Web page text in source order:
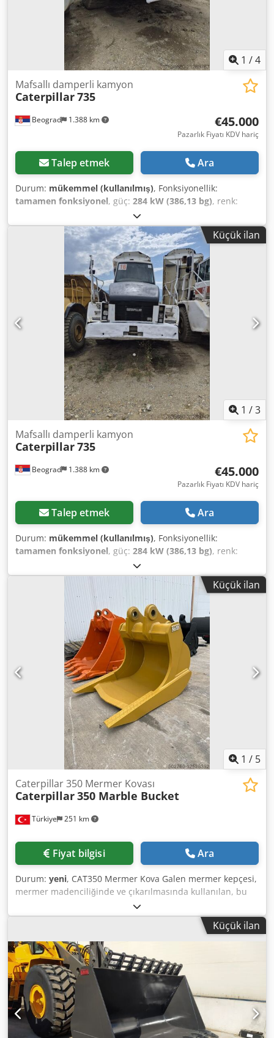
1 /4
Beograd 1.388 km
Mafsallı damperli kamyon
Caterpillar735
€45.000
Pazarlık Fiyatı KDV hariç
Talep etmek Ara
Durum: mükemmel (kullanılmış), Fonksiyonellik:
tamamen fonksiyonel, güç: 284 kW (386,13 bg), renk:
40.000 kg
makine/araç numarası:CAT00735VB1N00936, Dampır
mükemmel durumda. Dwsdoylw Riepfx Ag Rsa
Küçük ilan
1 /3
Beograd 1.388 km
Mafsallı damperli kamyon
Caterpillar735
€45.000
Pazarlık Fiyatı KDV hariç
Talep etmek Ara
Durum: mükemmel (kullanılmış), Fonksiyonellik:
tamamen fonksiyonel, güç: 284 kW (386,13 bg), renk:
40.000 kg
makine/araç numarası:CAT00735JB1N00920, Makine
tamamen çalışır durumdadır. Dwjdjylw Nxjpfx Ag RoaKüçük ilan
1 / 5
Türkiye 251 km
Caterpillar 350 Mermer Kovası
Caterpillar350 Marble Bucket
Fiyat bilgisi Ara
Durum: yeni, CAT350 Mermer Kova Galen mermer kepçesi,
mermer madenciliğinde ve çıkarılmasında kullanılan, bu
doğal taşın benzersiz özelliklerini işlemek için tasarlanmış
özel bir ataşmandır. Yapısı tipik olarak, verimli kazı ve uzun
kova ömrü sağlamak için mermerin sertliğine ve
aşındırıcılığına göre uyarlanmış malzemeler ve
mühendislik kullanarak aşınma ve yıpranmayı en aza
indiren özellikler içerir. Dsdpfx Aen Tm Eksg Rowa Detaylı
bilgi için lütfen bizimle iletişime geçiniz
Küçük ilan